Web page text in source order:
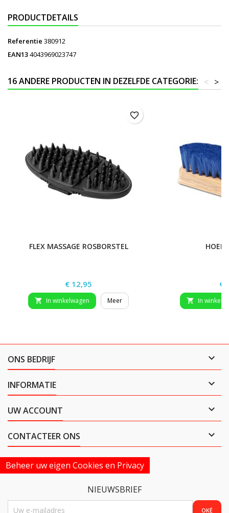
PRODUCTDETAILS
Referentie 380912
EAN134043969023747
16 ANDERE PRODUCTEN IN DEZELFDE CATEGORIE: >
<
FLEX MASSAGE ROSBORSTEL
Prijs
€ 12,95
 In winkelwagen Meer
favorite_border
€
 In
ONS BEDRIJF 
INFORMATIE 
UW ACCOUNT 
CONTACTEER ONS 
Beheer uw eigen Cookies en Privacy
NIEUWSBRIEF